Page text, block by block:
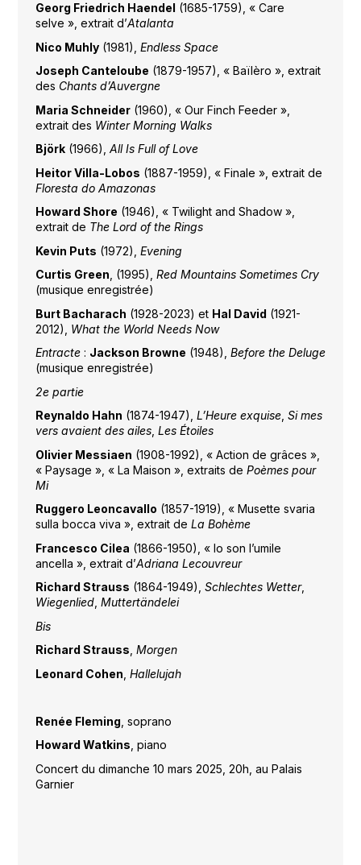
Georg Friedrich Haendel (1685-1759), « Care
selve », extrait d’Atalanta
Nico Muhly(1981), Endless Space
Joseph Canteloube (1879-1957), « Baïlèro », extrait
des Chants d’Auvergne
Maria Schneider(1960), « Our Finch Feeder »,
extrait des Winter Morning Walks
Björk(1966), All Is Full of Love
Heitor Villa-Lobos (1887-1959), « Finale », extrait de
Floresta do Amazonas
Howard Shore (1946), « Twilight and Shadow »,
extrait de The Lord of the Rings
Kevin Puts (1972), Evening
Curtis Green , (1995), Red Mountains Sometimes Cry
(musique enregistrée)
Burt Bacharach (1928-2023) et Hal David (1921-
2012), What the World Needs Now
Entracte: Jackson Browne (1948), Before the Deluge
(musique enregistrée)
2e partie
Reynaldo Hahn (1874-1947), L’Heure exquise, Si mes
vers avaient des ailes, Les Étoiles
Olivier Messiaen (1908-1992), « Action de grâces »,
« Paysage », « La Maison », extraits de Poèmes pour
Mi
Ruggero Leoncavallo (1857-1919), « Musette svaria
sulla bocca viva », extrait de La Bohème
Francesco Cilea (1866-1950), « Io son l’umile
ancella », extrait d’Adriana Lecouvreur
Richard Strauss (1864-1949), Schlechtes Wetter,
Wiegenlied, Muttertändelei
Bis
Richard Strauss Morgen
Leonard Cohen Hallelujah
Renée Fleming , soprano
Howard Watkins , piano
Concert du dimanche 10 mars 2025, 20h, au Palais
Garnier